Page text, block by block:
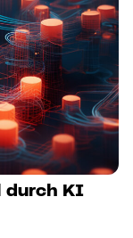
durch KI